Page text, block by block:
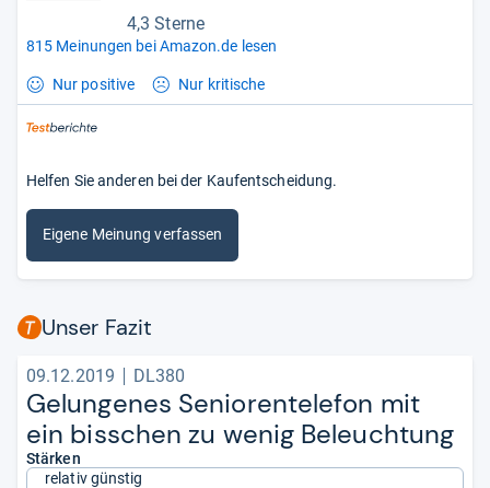
4,3 Sterne
815 Meinungen bei Amazon.de lesen
Nur positive Nur kritische
Helfen Sie anderen bei der Kaufentscheidung.
Eigene Meinung verfassen
Unser Fazit
09.12.2019 DL380
Gelun­ge­nes Senio­ren­te­le­fon mit
ein biss­chen zu wenig Beleuch­tung
Stärken
relativ günstig